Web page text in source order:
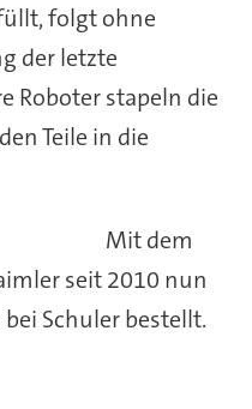
folgt ohne
der letzte
Roboter stapeln die
Teile in die
Mit dem
seit 2010 nun
Schuler bestellt.